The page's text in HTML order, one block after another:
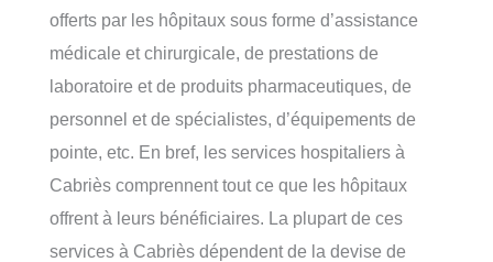
offerts par les hôpitaux sous forme d’assistance
médicale et chirurgicale, de prestations de
laboratoire et de produits pharmaceutiques, de
personnel et de spécialistes, d’équipements de
pointe, etc. En bref, les services hospitaliers à
Cabriès comprennent tout ce que les hôpitaux
offrent à leurs bénéficiaires. La plupart de ces
services à Cabriès dépendent de la devise de